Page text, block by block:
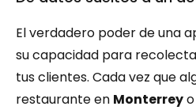
El verdadero poder de una
su capacidad para
tus clientes. Cada vez que
restaurante en Monterrey